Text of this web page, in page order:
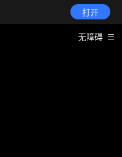
打开
无障碍